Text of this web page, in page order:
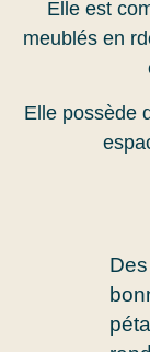
Elle est
meublés en
Elle possède